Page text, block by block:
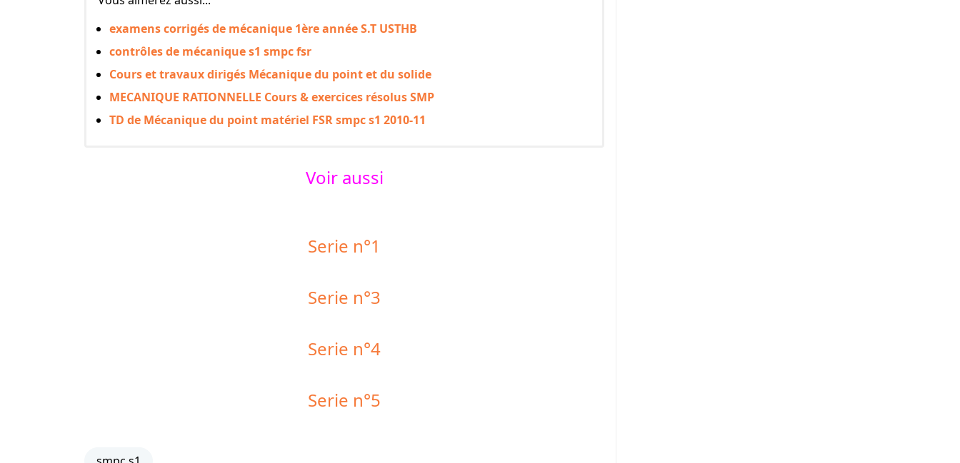
examens corrigés de mécanique 1ère année S.T USTHB
contrôles de mécanique s1 smpc fsr
Cours et travaux dirigés Mécanique du point et du solide
MECANIQUE RATIONNELLE Cours & exercices résolus SMP
TD de Mécanique du point matériel FSR smpc s1 2010-11
Voir aussi
Serie n°1
Serie n°3
Serie n°4
Serie n°5